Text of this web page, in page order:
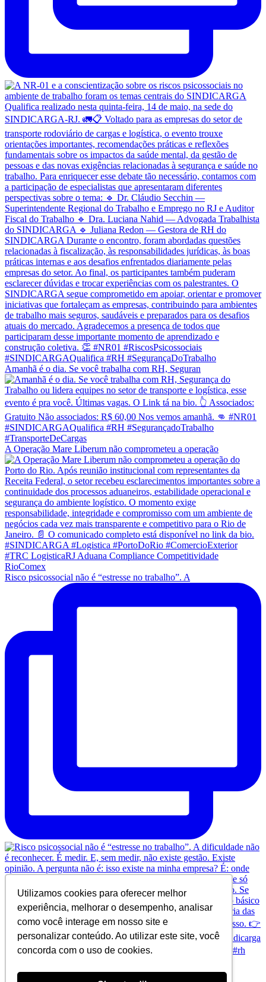
Utilizamos cookies para oferecer melhor
experiência, melhorar o desempenho, analisar
como você interage em nosso site e
personalizar conteúdo. Ao utilizar este site, você
concorda com o uso de cookies.
Amanhã é o dia. Se você trabalha com RH, Seguran
A Operação Mare Liberum não comprometeu a operação
Risco psicossocial não é “estresse no trabalho”. A